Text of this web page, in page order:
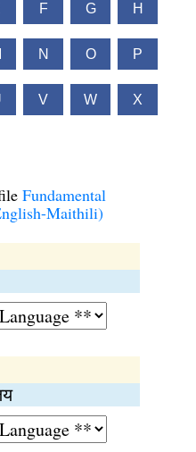
F G H
N O P
V W X
Fundamental
Maithili)